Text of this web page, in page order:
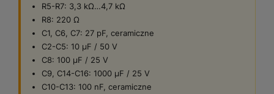
R5-R7: 3,3 kΩ…4,7 kΩ
R8: 220 Ω
C1, C6, C7: 27 pF, ceramiczne
C2-C5: 10 µF / 50 V
C8: 100 µF / 25 V
C9, C14-C16: 1000 µF / 25 V
C10-C13: 100 nF, ceramiczne